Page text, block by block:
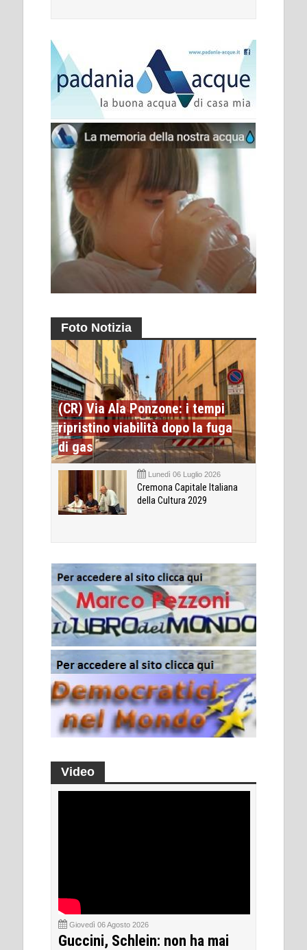
Foto Notizia
(CR) Via Ala Ponzone: i tempi
ripristino viabilità dopo la fuga
di gas
Lunedì 06 Luglio 2026
Cremona Capitale Italiana
della Cultura 2029
Video
Giovedì 06 Agosto 2026
Guccini, Schlein: non ha mai